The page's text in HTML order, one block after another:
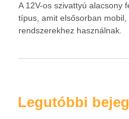
A 12V-os szivattyú alacsony
típus, amit elsősorban
rendszerekhez használnak.
Legutóbbi